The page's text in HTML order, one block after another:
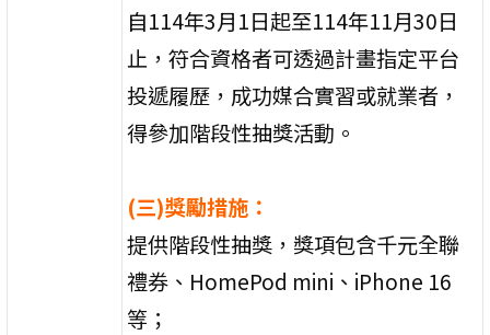
自114年3月1日起至114年11月30日
止，符合資格者可透過計畫指定平台
投遞履歷，成功媒合實習或就業者，
得參加階段性抽獎活動。
(三)獎勵措施：
提供階段性抽獎，獎項包含千元全聯
禮券、HomePod mini、iPhone 16
等；